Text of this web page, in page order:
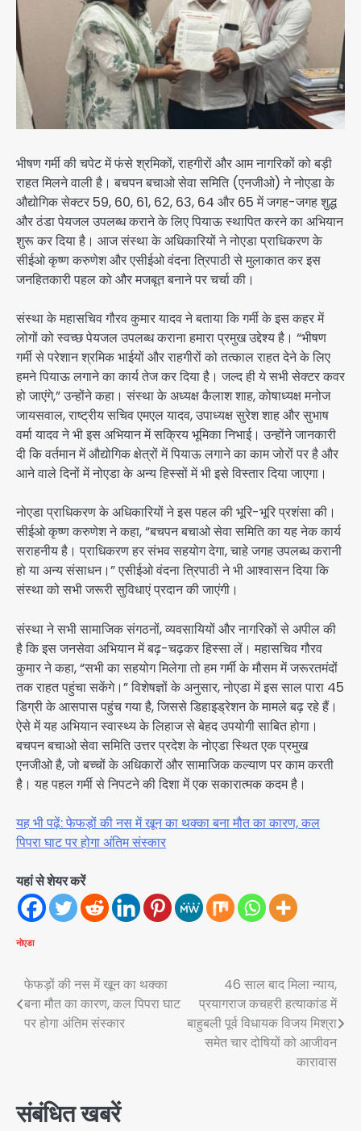
भीषण गर्मी की चपेट में फंसे श्रमिकों, राहगीरों और आम नागरिकों को बड़ी
राहत मिलने वाली है। बचपन बचाओ सेवा समिति (एनजीओ) ने नोएडा के
औद्योगिक सेक्टर 59, 60, 61, 62, 63, 64 और 65 में जगह-जगह शुद्ध
और ठंडा पेयजल उपलब्ध कराने के लिए पियाऊ स्थापित करने का अभियान
शुरू कर दिया है। आज संस्था के अधिकारियों ने नोएडा प्राधिकरण के
सीईओ कृष्ण करुणेश और एसीईओ वंदना त्रिपाठी से मुलाकात कर इस
जनहितकारी पहल को और मजबूत बनाने पर चर्चा की।
संस्था के महासचिव गौरव कुमार यादव ने बताया कि गर्मी के इस कहर में
लोगों को स्वच्छ पेयजल उपलब्ध कराना हमारा प्रमुख उद्देश्य है। “भीषण
गर्मी से परेशान श्रमिक भाईयों और राहगीरों को तत्काल राहत देने के लिए
हमने पियाऊ लगाने का कार्य तेज कर दिया है। जल्द ही ये सभी सेक्टर कवर
हो जाएंगे,” उन्होंने कहा। संस्था के अध्यक्ष कैलाश शाह, कोषाध्यक्ष मनोज
जायसवाल, राष्ट्रीय सचिव एमएल यादव, उपाध्यक्ष सुरेश शाह और सुभाष
वर्मा यादव ने भी इस अभियान में सक्रिय भूमिका निभाई। उन्होंने जानकारी
दी कि वर्तमान में औद्योगिक क्षेत्रों में पियाऊ लगाने का काम जोरों पर है और
आने वाले दिनों में नोएडा के अन्य हिस्सों में भी इसे विस्तार दिया जाएगा।
नोएडा प्राधिकरण के अधिकारियों ने इस पहल की भूरि-भूरि प्रशंसा की।
सीईओ कृष्ण करुणेश ने कहा, “बचपन बचाओ सेवा समिति का यह नेक कार्य
सराहनीय है। प्राधिकरण हर संभव सहयोग देगा, चाहे जगह उपलब्ध करानी
हो या अन्य संसाधन।” एसीईओ वंदना त्रिपाठी ने भी आश्वासन दिया कि
संस्था को सभी जरूरी सुविधाएं प्रदान की जाएंगी।
संस्था ने सभी सामाजिक संगठनों, व्यवसायियों और नागरिकों से अपील की
है कि इस जनसेवा अभियान में बढ़-चढ़कर हिस्सा लें। महासचिव गौरव
कुमार ने कहा, “सभी का सहयोग मिलेगा तो हम गर्मी के मौसम में जरूरतमंदों
तक राहत पहुंचा सकेंगे।” विशेषज्ञों के अनुसार, नोएडा में इस साल पारा 45
डिग्री के आसपास पहुंच गया है, जिससे डिहाइड्रेशन के मामले बढ़ रहे हैं।
ऐसे में यह अभियान स्वास्थ्य के लिहाज से बेहद उपयोगी साबित होगा।
बचपन बचाओ सेवा समिति उत्तर प्रदेश के नोएडा स्थित एक प्रमुख
एनजीओ है, जो बच्चों के अधिकारों और सामाजिक कल्याण पर काम करती
है। यह पहल गर्मी से निपटने की दिशा में एक सकारात्मक कदम है।
यह भी पढ़ें: फेफड़ों की नस में खून का थक्का बना मौत का कारण, कल
पिपरा घाट पर होगा अंतिम संस्कार
यहां से शेयर करें
नोएडा
Post
navigation
फेफड़ों की नस में खून का थक्का
बना मौत का कारण, कल पिपरा घाट
पर होगा अंतिम संस्कार
46 साल बाद मिला न्याय,
प्रयागराज कचहरी हत्याकांड में
बाहुबली पूर्व विधायक विजय मिश्रा
समेत चार दोषियों को आजीवन
कारावास
संबंधित खबरें